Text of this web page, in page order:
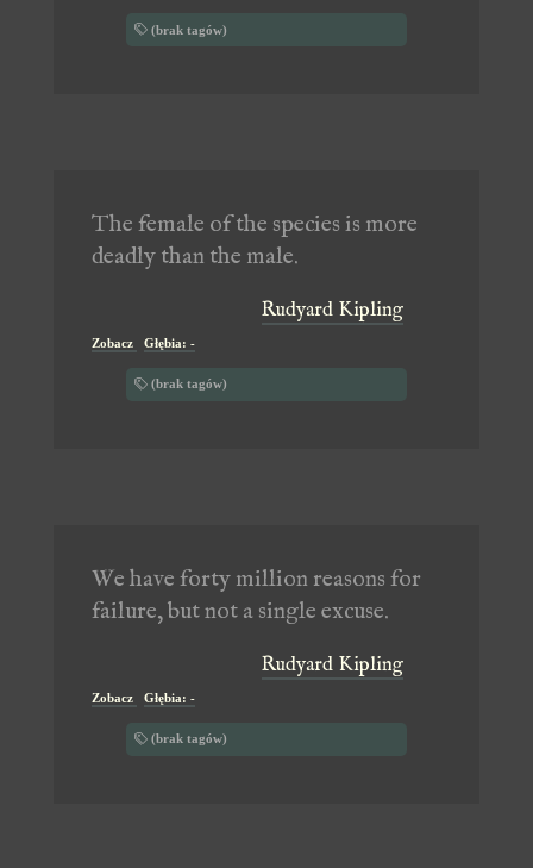
(brak tagów)
The female of the species is more
deadly than the male.
Rudyard Kipling
Zobacz Głębia: -
(brak tagów)
We have forty million reasons for
failure, but not a single excuse.
Rudyard Kipling
Zobacz Głębia: -
(brak tagów)